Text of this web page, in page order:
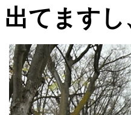
出てます